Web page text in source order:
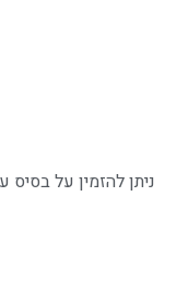
ניתן להזמין על